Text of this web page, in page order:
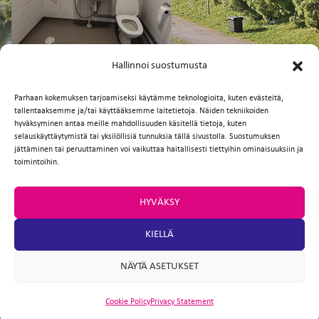
Hallinnoi suostumusta
Parhaan kokemuksen tarjoamiseksi käytämme teknologioita, kuten evästeitä,
tallentaaksemme ja/tai käyttääksemme laitetietoja. Näiden tekniikoiden
hyväksyminen antaa meille mahdollisuuden käsitellä tietoja, kuten
selauskäyttäytymistä tai yksilöllisiä tunnuksia tällä sivustolla. Suostumuksen
jättäminen tai peruuttaminen voi vaikuttaa haitallisesti tiettyihin ominaisuuksiin ja
toimintoihin.
HYVÄKSY
KIELLÄ
NÄYTÄ ASETUKSET
Cookie PolicyPrivacy Statement
Facebook
TwitterEmailWhatsApp